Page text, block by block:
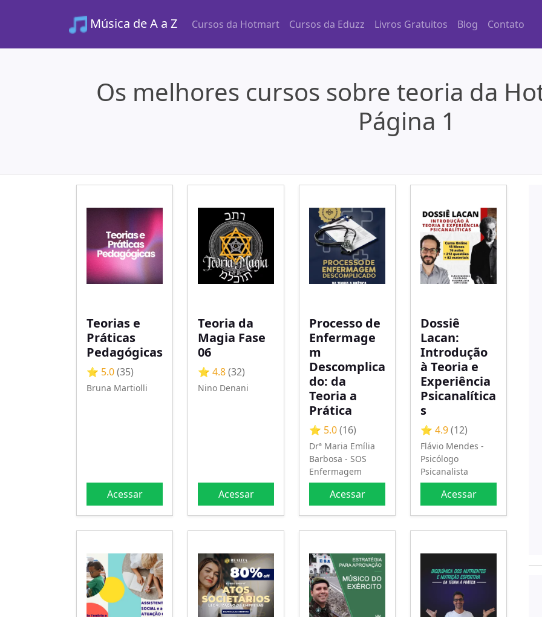
Música de A a Z Cursos da Hotmart Cursos da Eduzz Livros Gratuitos Blog Contato
Os melhores cursos sobre teoria da
Página 1
Teorias e
Práticas
Pedagógicas
⭐ 5.0(35)
Bruna Martiolli
Acessar
Teoria da
Magia Fase
06
⭐ 4.8(32)
Nino Denani
Acessar
Processo de
Enfermage
m
Descomplica
do: da
Teoria a
Prática
⭐ 5.0(16)
Drª Maria Emília
Barbosa - SOS
Enfermagem
Acessar
Dossiê
Lacan:
Introdução
à Teoria e
Experiência
Psicanalítica
s
⭐ 4.9(12)
Flávio Mendes -
Psicólogo
Psicanalista
Acessar